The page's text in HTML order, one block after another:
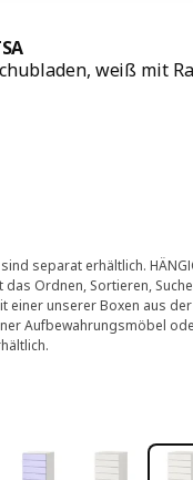
weiß mit
2.7 von
separat erhältlich.
das Ordnen, Sortieren,
einer unserer Boxen aus
Aufbewahrungsmöbel